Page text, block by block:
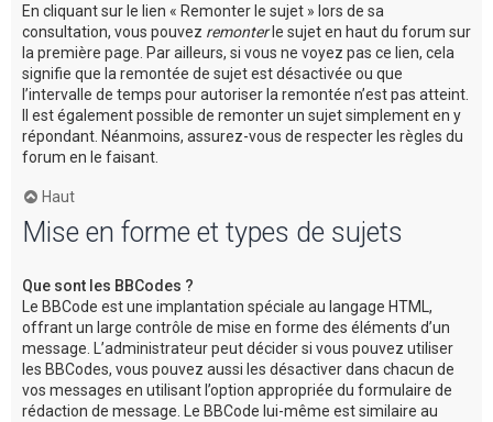
En cliquant sur le lien « Remonter le sujet » lors de sa
consultation, vous pouvez remonterle sujet en haut du forum sur
la première page. Par ailleurs, si vous ne voyez pas ce lien, cela
signifie que la remontée de sujet est désactivée ou que
l’intervalle de temps pour autoriser la remontée n’est pas atteint.
Il est également possible de remonter un sujet simplement en y
répondant. Néanmoins, assurez-vous de respecter les règles du
forum en le faisant.
Haut
Mise en forme et types de sujets
Que sont les BBCodes ?
Le BBCode est une implantation spéciale au langage HTML,
offrant un large contrôle de mise en forme des éléments d’un
message. L’administrateur peut décider si vous pouvez utiliser
les BBCodes, vous pouvez aussi les désactiver dans chacun de
vos messages en utilisant l’option appropriée du formulaire de
rédaction de message. Le BBCode lui-même est similaire au